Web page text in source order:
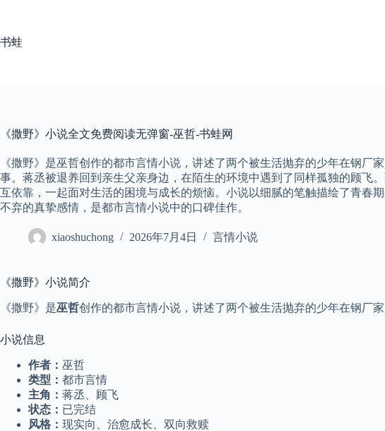
内
容
书蛙
《撒野》小说全文免费阅读无弹窗-巫哲-书蛙网
《撒野》是巫哲创作的都市言情小说，讲述了两个被生活抛弃的少年在钢厂
事。蒋丞被退养回到亲生父亲身边，在陌生的环境中遇到了同样孤独的顾飞
互依靠，一起面对生活的困境与成长的烦恼。小说以细腻的笔触描绘了青春
不弃的真挚感情，是都市言情小说中的口碑佳作。
xiaoshuchong 2026年7月4日 言情小说
《撒野》小说简介
《撒野》是巫哲创作的都市言情小说，讲述了两个被生活抛弃的少年在钢厂
小说信息
作者： 巫哲
类型： 都市言情
主角： 蒋丞、顾飞
状态： 已完结
风格： 现实向、治愈成长、双向救赎